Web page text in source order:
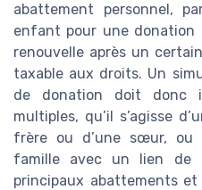
abattement personnel,
enfant pour une
renouvelle après un
taxable aux droits. Un
de donation doit donc
multiples, qu’il s’agisse
frère ou d’une sœur, ou
famille avec un lien de
principaux abattements